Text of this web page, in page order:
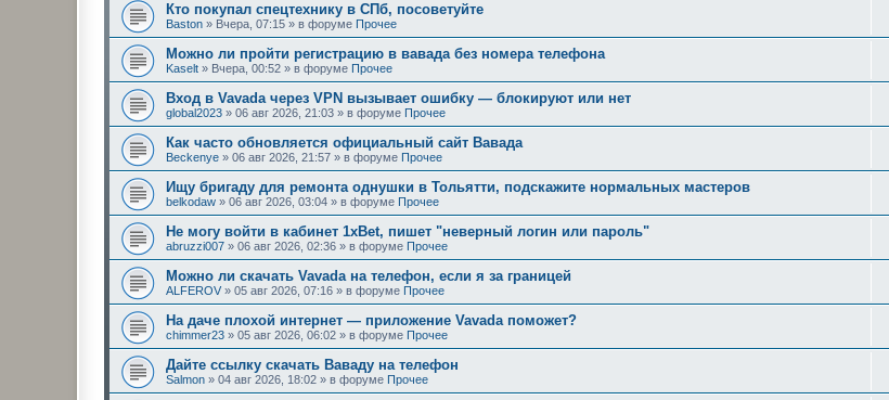
Кто покупал спецтехнику в СПб, посоветуйте
Baston » Вчера, 07:15 » в форуме Прочее
Можно ли пройти регистрацию в вавада без номера телефона
Kaselt » Вчера, 00:52 » в форуме Прочее
Вход в Vavada через VPN вызывает ошибку — блокируют или нет
global2023 » 06 авг 2026, 21:03 » в форуме Прочее
Как часто обновляется официальный сайт Вавада
Beckenye » 06 авг 2026, 21:57 » в форуме Прочее
Ищу бригаду для ремонта однушки в Тольятти, подскажите нормальных мастеров
belkodaw » 06 авг 2026, 03:04 » в форуме Прочее
Не могу войти в кабинет 1xBet, пишет "неверный логин или пароль"
abruzzi007 » 06 авг 2026, 02:36 » в форуме Прочее
Можно ли скачать Vavada на телефон, если я за границей
ALFEROV » 05 авг 2026, 07:16 » в форуме Прочее
На даче плохой интернет — приложение Vavada поможет?
chimmer23 » 05 авг 2026, 06:02 » в форуме Прочее
Дайте ссылку скачать Ваваду на телефон
Salmon » 04 авг 2026, 18:02 » в форуме Прочее